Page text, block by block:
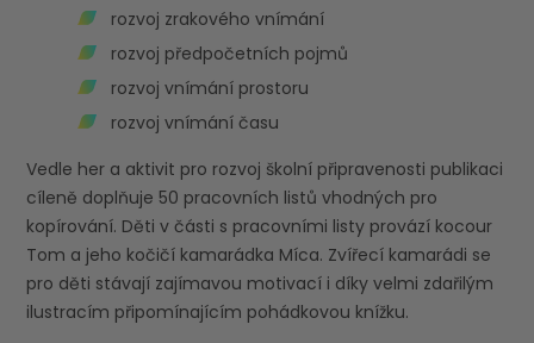
rozvoj zrakového vnímání
rozvoj předpočetních pojmů
rozvoj vnímání prostoru
rozvoj vnímání času
Vedle her a aktivit pro rozvoj školní připravenosti publikaci
cíleně doplňuje 50 pracovních listů vhodných pro
kopírování. Děti v části s pracovními listy provází kocour
Tom a jeho kočičí kamarádka Míca. Zvířecí kamarádi se
pro děti stávají zajímavou motivací i díky velmi zdařilým
ilustracím připomínajícím pohádkovou knížku.